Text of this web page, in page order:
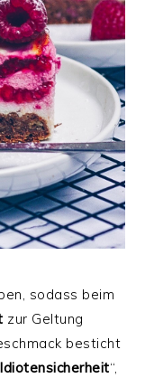
sodass beim
zur Geltung
besticht
Idiotensicherheit“,